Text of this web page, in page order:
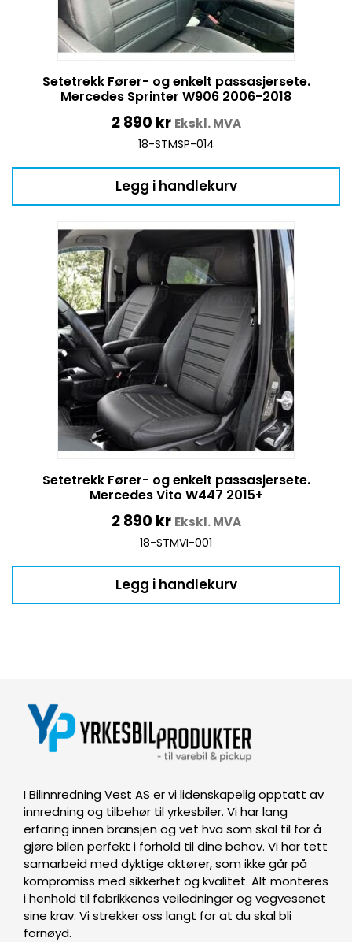
Setetrekk Fører- og enkelt passasjersete.
Mercedes Sprinter W906 2006-2018
2 890 kr Ekskl. MVA
18-STMSP-014
Legg i handlekurv
Setetrekk Fører- og enkelt passasjersete.
Mercedes Vito W447 2015+
2 890 kr Ekskl. MVA
18-STMVI-001
Legg i handlekurv
I Bilinnredning Vest AS er vi lidenskapelig opptatt av
innredning og tilbehør til yrkesbiler. Vi har lang
erfaring innen bransjen og vet hva som skal til for å
gjøre bilen perfekt i forhold til dine behov. Vi har tett
samarbeid med dyktige aktører, som ikke går på
kompromiss med sikkerhet og kvalitet. Alt monteres
i henhold til fabrikkenes veiledninger og vegvesenet
sine krav. Vi strekker oss langt for at du skal bli
fornøyd.